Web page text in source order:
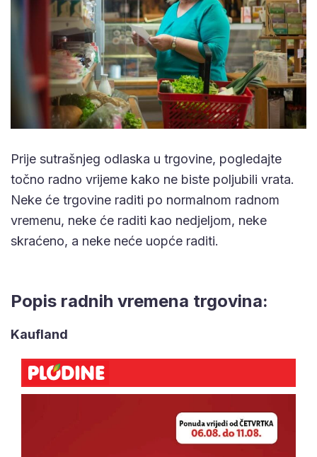
Prije sutrašnjeg odlaska u trgovine, pogledajte
točno radno vrijeme kako ne biste poljubili vrata.
Neke će trgovine raditi po normalnom radnom
vremenu, neke će raditi kao nedjeljom, neke
skraćeno, a neke neće uopće raditi.
Popis radnih vremena trgovina:
Kaufland